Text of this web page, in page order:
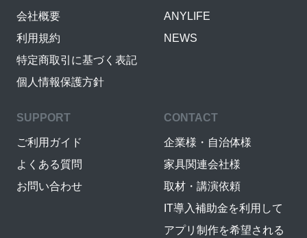
会社概要
利用規約
特定商取引に基づく表記
個人情報保護方針
ANYLIFE
NEWS
SUPPORT
ご利用ガイド
よくある質問
お問い合わせ
CONTACT
企業様・自治体様
家具関連会社様
取材・講演依頼
IT導入補助金を利用して
アプリ制作を希望される